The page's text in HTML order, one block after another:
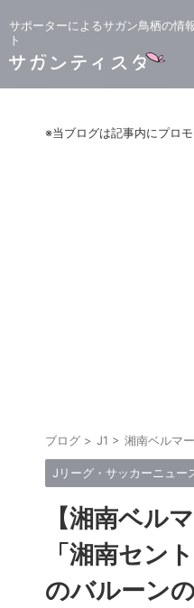
サポーターによるサガン鳥栖の情
ト
※当ブログは記事内にプロ
ブログ > J1 > 湘南ベルマ
Jリーグ・サッカーニュー
【湘南ベル
「湘南セン
のバルーン